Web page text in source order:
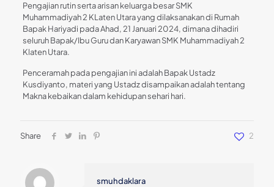
Pengajian rutin serta arisan keluarga besar SMK
Muhammadiyah 2 KLaten Utara yang dilaksanakan di Rumah
Bapak Hariyadi pada Ahad, 21 Januari 2024, dimana dihadiri
seluruh Bapak/Ibu Guru dan Karyawan SMK Muhammadiyah 2
Klaten Utara.
Penceramah pada pengajian ini adalah Bapak Ustadz
Kusdiyanto, materi yang Ustadz disampaikan adalah tentang
Makna kebaikan dalam kehidupan sehari hari.
Share 2
smuhdaklara